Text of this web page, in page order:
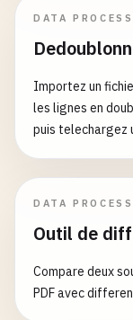
DATA
Importez un
les lignes en
puis telechargez
DATA
Outil de
Compare deux
PDF avec